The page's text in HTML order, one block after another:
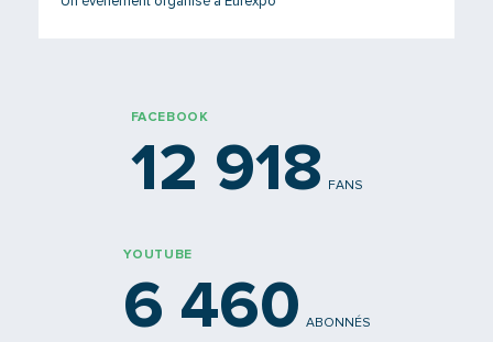
FACEBOOK
12 918 FANS
YOUTUBE
6 460 ABONNÉS